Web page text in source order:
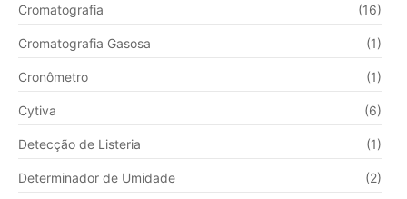
Cromatografia (16)
Cromatografia Gasosa (1)
Cronômetro (1)
Cytiva (6)
Detecção de Listeria (1)
Determinador de Umidade (2)